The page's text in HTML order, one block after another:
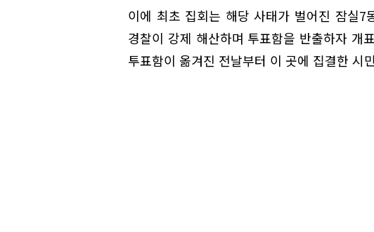
이에 최초 집회는 해당 사태가 벌어진 잠실7
경찰이 강제 해산하며 투표함을 반출하자 개
투표함이 옮겨진 전날부터 이 곳에 집결한 시